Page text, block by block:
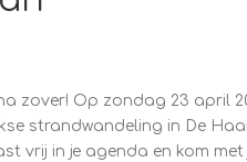
zover! Op zondag 23 april
strandwandeling in De
vrij in je agenda en kom met